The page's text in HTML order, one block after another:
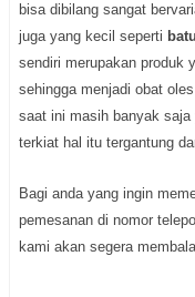
bisa dibilang sangat
juga yang kecil seperti batu
sendiri merupakan produk
sehingga menjadi obat
saat ini masih banyak
terkiat hal itu tergantung
Bagi anda yang ingin
pemesanan di nomor
kami akan segera